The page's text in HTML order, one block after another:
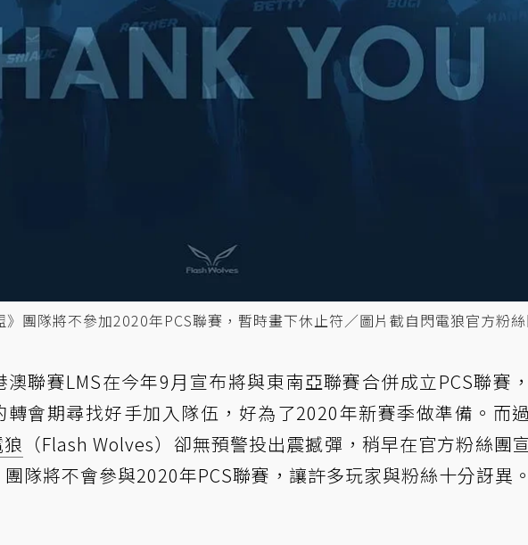
》團隊將不參加2020年PCS聯賽，暫時畫下休止符／圖片截自閃電狼官方粉
澳聯賽LMS在今年9月宣布將與東南亞聯賽合併成立PCS聯賽
轉會期尋找好手加入隊伍，好為了2020年新賽季做準備。而
（Flash Wolves）卻無預警投出震撼彈，稍早在官方粉絲團
隊將不會參與2020年PCS聯賽，讓許多玩家與粉絲十分訝異。